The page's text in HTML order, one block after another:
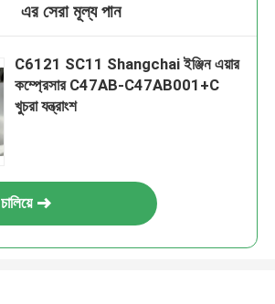
এর সেরা মূল্য পান
C6121 SC11 Shangchai ইঞ্জিন এয়ার
কম্প্রেসার C47AB-C47AB001+C
খুচরা যন্ত্রাংশ
চালিয়ে